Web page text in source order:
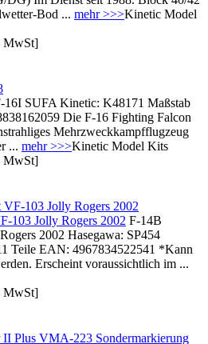
Bod ... mehr >>>Kinetic Model
MwSt]
16I SUFA Kinetic: K48171 Maßstab
Die F-16 Fighting Falcon
Mehrzweckkampfflugzeug
... mehr >>>Kinetic Model Kits
MwSt]
103 Jolly Rogers 2002 F-14B
2002 Hasegawa: SP454
Teile EAN: 4967834522541 *Kann
Erscheint voraussichtlich im ...
MwSt]